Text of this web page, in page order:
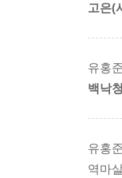
고은(
유홍
백낙
유홍
역마